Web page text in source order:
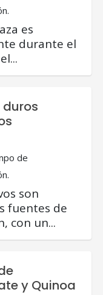
es
durante el
duros
de
son
fuentes de
con un...
y Quinoa